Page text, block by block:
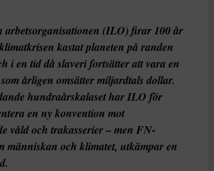
arbetsorganisationen (ILO) firar 100 år
kastat planeten på randen
i en tid då slaveri fortsätter att vara en
årligen omsätter miljardtals dollar.
hundraårskalaset har ILO för
en ny konvention mot
våld och trakasserier – men FN-
människan och klimatet, utkämpar en